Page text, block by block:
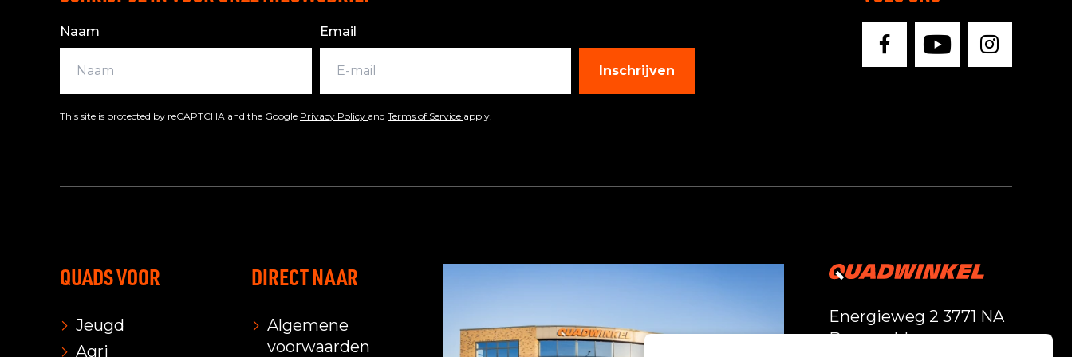
Naam Email
Inschrijven
This site is protected by reCAPTCHA and the Google Privacy Policy and Terms of Service apply.
QUADS VOOR
Jeugd
Agri
DIRECT NAAR
Algemene
voorwaarden
Energieweg 2 3771 NA
Barneveld